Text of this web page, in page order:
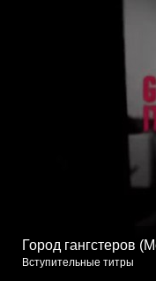
Город гангстеров
Вступительные титры